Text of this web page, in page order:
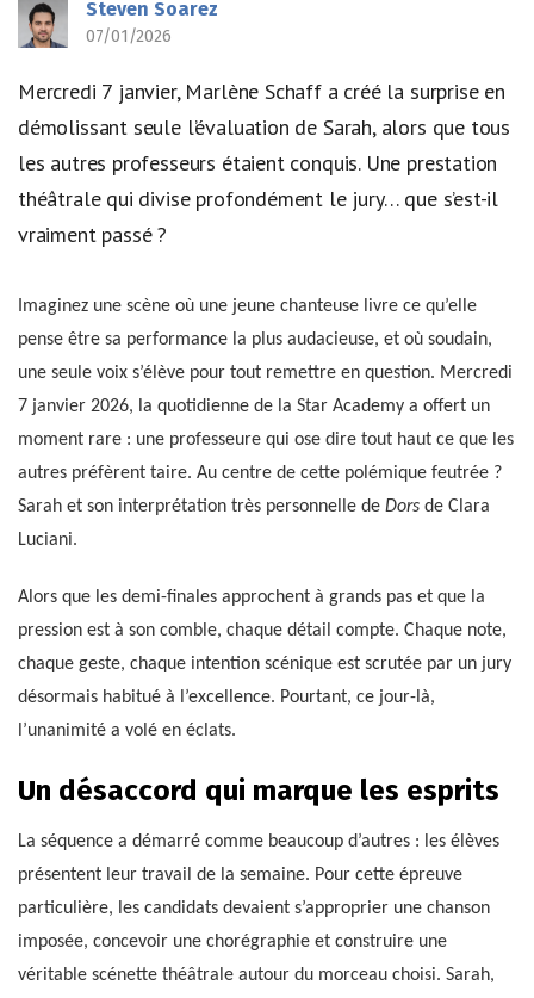
Steven Soarez
07/01/2026
Mercredi 7 janvier, Marlène Schaff a créé la surprise en
démolissant seule l’évaluation de Sarah, alors que tous
les autres professeurs étaient conquis. Une prestation
théâtrale qui divise profondément le jury… que s’est-il
vraiment passé ?
Imaginez une scène où une jeune chanteuse livre ce qu’elle
pense être sa performance la plus audacieuse, et où soudain,
une seule voix s’élève pour tout remettre en question. Mercredi
7 janvier 2026, la quotidienne de la Star Academy a offert un
moment rare : une professeure qui ose dire tout haut ce que les
autres préfèrent taire. Au centre de cette polémique feutrée ?
Sarah et son interprétation très personnelle de Dors de Clara
Luciani.
Alors que les demi-finales approchent à grands pas et que la
pression est à son comble, chaque détail compte. Chaque note,
chaque geste, chaque intention scénique est scrutée par un jury
désormais habitué à l’excellence. Pourtant, ce jour-là,
l’unanimité a volé en éclats.
Un désaccord qui marque les esprits
La séquence a démarré comme beaucoup d’autres : les élèves
présentent leur travail de la semaine. Pour cette épreuve
particulière, les candidats devaient s’approprier une chanson
imposée, concevoir une chorégraphie et construire une
véritable scénette théâtrale autour du morceau choisi. Sarah,